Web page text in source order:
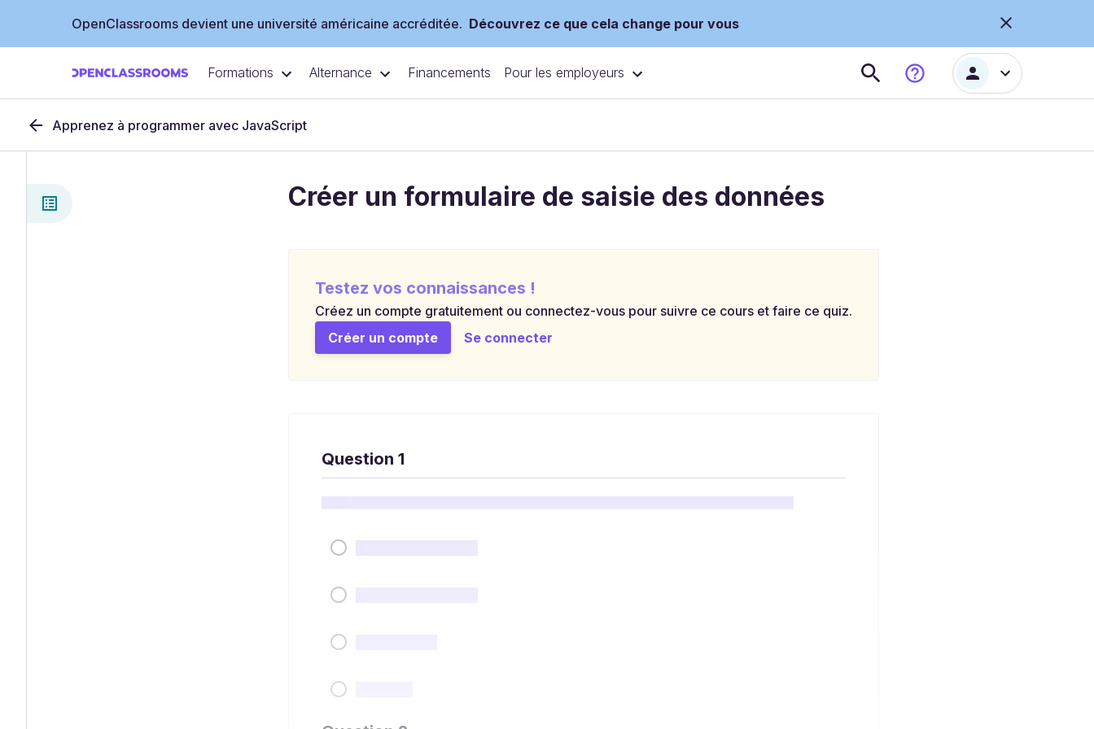
OpenClassrooms devient une université américaine accréditée. Découvrez ce que cela change pour vous
Formations Alternance Financements Pour les employeurs
Apprenez à programmer avec JavaScript
Créer un formulaire de saisie des données
Testez vos connaissances !
Créez un compte gratuitement ou connectez-vous pour suivre ce cours et faire ce quiz.
Créer un compte
Se connecter
Question 1